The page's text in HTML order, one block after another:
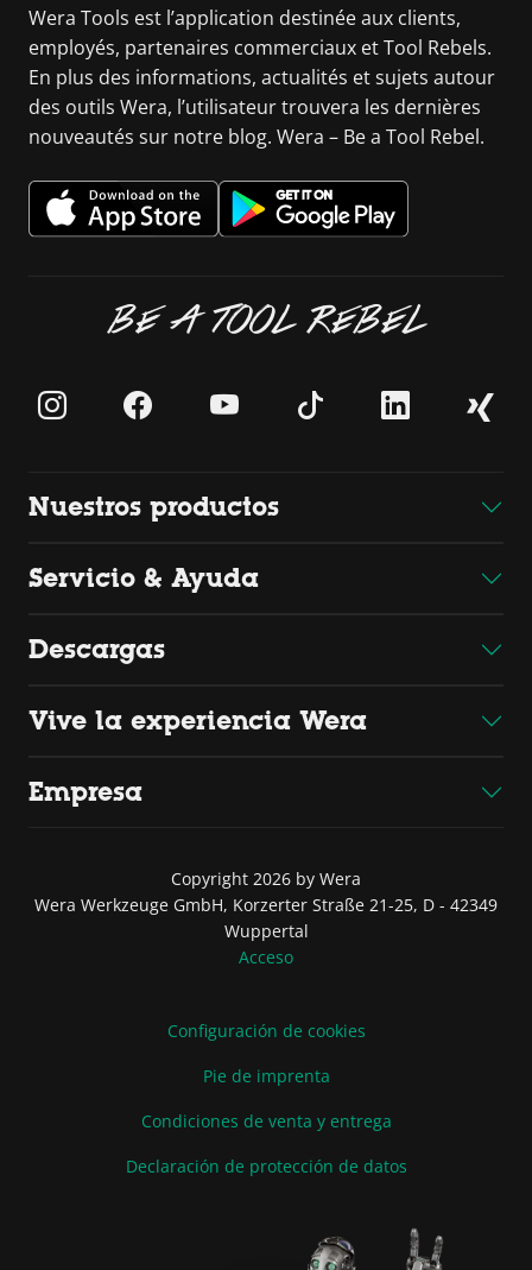
Wera Tools est l’application destinée aux clients,
employés, partenaires commerciaux et Tool Rebels.
En plus des informations, actualités et sujets autour
des outils Wera, l’utilisateur trouvera les dernières
nouveautés sur notre blog. Wera – Be a Tool Rebel.
BE A TOOL REBEL
Nuestros productos
Servicio & Ayuda
Descargas
Vive la experiencia Wera
Empresa
Copyright 2026 by Wera
Wera Werkzeuge GmbH, Korzerter Straße 21-25, D - 42349
Wuppertal
Acceso
Configuración de cookies
Pie de imprenta
Condiciones de venta y entrega
Declaración de protección de datos